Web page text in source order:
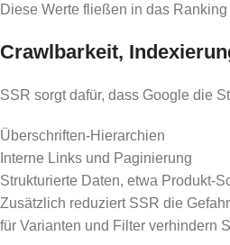
Diese Werte fließen in das
Crawlbarkeit,
SSR sorgt dafür, dass Google die
Überschriften-Hierarchien
Interne Links und Paginierung
Strukturierte Daten, etwa Produkt-
Zusätzlich reduziert SSR die
für Varianten und Filter verhindern